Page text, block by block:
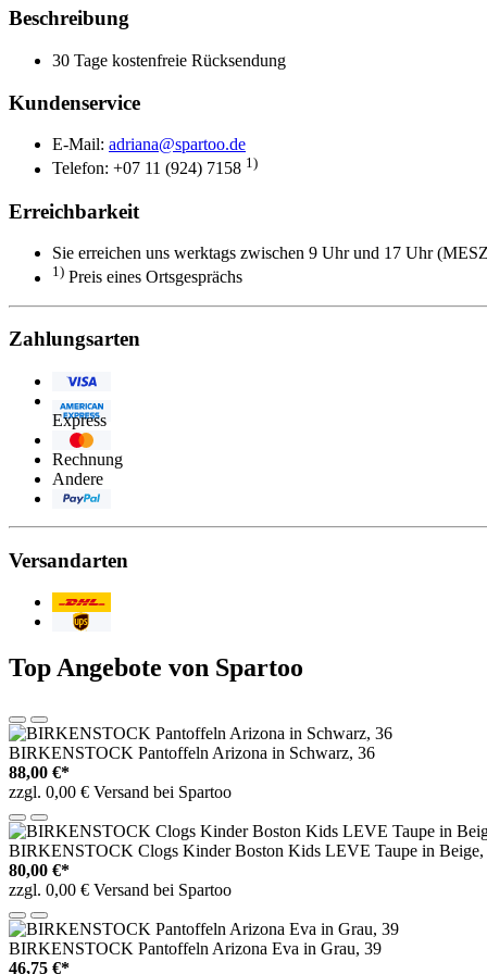
Beschreibung
30 Tage kostenfreie Rücksendung
Kundenservice
E-Mail: adriana@spartoo.de
Telefon: +07 11 (924) 7158 1)
Erreichbarkeit
Sie erreichen uns werktags zwischen 9 Uhr und 17 Uhr
1) Preis eines Ortsgesprächs
Zahlungsarten
Express
Rechnung
Andere
Versandarten
Top Angebote von Spartoo
BIRKENSTOCK Pantoffeln Arizona in Schwarz, 36
88,00 €*
zzgl. 0,00 € Versand bei Spartoo
BIRKENSTOCK Clogs Kinder Boston Kids LEVE Taupe in Beige,
80,00 €*
zzgl. 0,00 € Versand bei Spartoo
BIRKENSTOCK Pantoffeln Arizona Eva in Grau, 39
46,75 €*